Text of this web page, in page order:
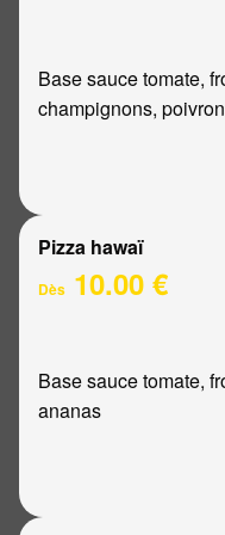
Base sauce tomate,
champignons,
Pizza hawaï
Dès 10.00 €
Base sauce tomate,
ananas